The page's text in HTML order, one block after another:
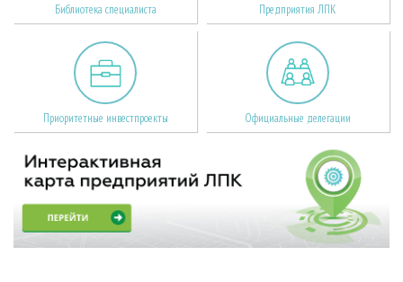
Библиотека специалиста Предприятия ЛПК
Приоритетные инвестпроекты Официальные делегации